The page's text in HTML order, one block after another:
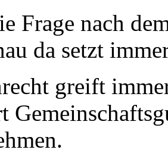
Frage nach
da setzt
greift